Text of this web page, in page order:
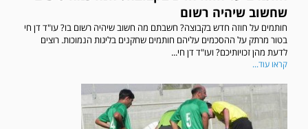
שחשוב שיהיה רשום
חותמים על חוזה חדש בקבוצה? חשבתם מה חשוב שיהיה רשום בו? עו"ד דן חי
בטור מרתק על ההסכמים עליהם חותמים שחקנים בליגות הנמוכות. רוצים
לדעת מהן זכויותיכם? ועו"ד דן חי...
קראו עוד...